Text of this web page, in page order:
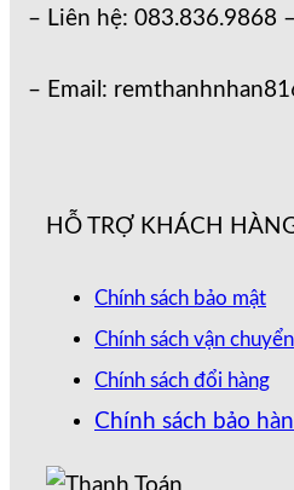
– Liên hệ: 083.836.9868
– Email:
HỖ TRỢ KHÁCH
Chính sách bảo mật
Chính sách vận chuyển
Chính sách đổi hàng
Chính sách bảo